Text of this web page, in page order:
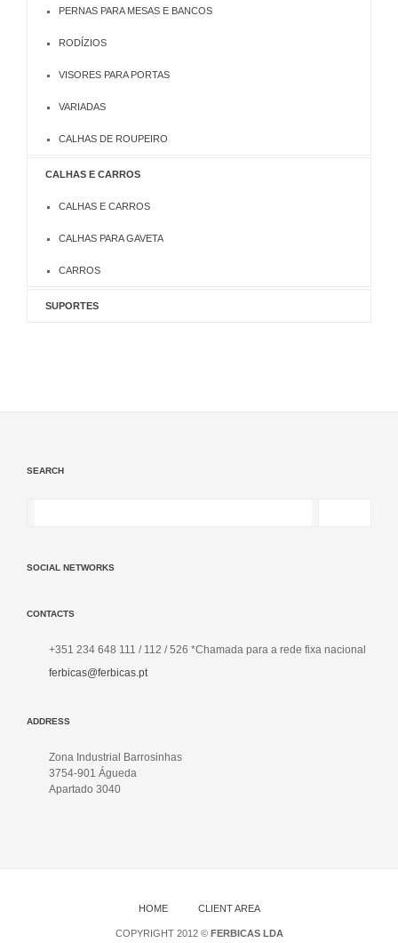
PERNAS PARA MESAS E BANCOS
RODÍZIOS
VISORES PARA PORTAS
VARIADAS
CALHAS DE ROUPEIRO
CALHAS E CARROS
CALHAS E CARROS
CALHAS PARA GAVETA
CARROS
SUPORTES
SEARCH
SOCIAL NETWORKS
CONTACTS
+351 234 648 111 / 112 / 526 *Chamada para a rede fixa nacional
ferbicas@ferbicas.pt
ADDRESS
Zona Industrial Barrosinhas
3754-901 Águeda
Apartado 3040
HOME CLIENT AREA
COPYRIGHT 2012 © FERBICAS LDA